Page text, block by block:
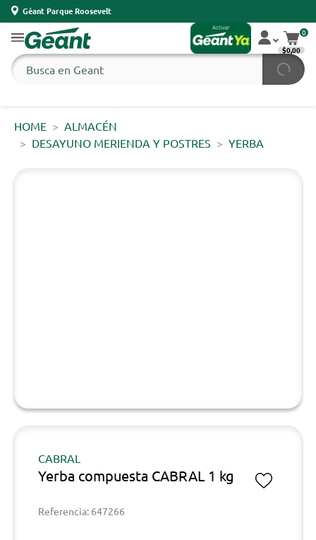
Géant Parque Roosevelt
0
$0,00
HOME
ALMACÉN
DESAYUNO MERIENDA Y POSTRES
YERBA
CABRAL
Yerba compuesta CABRAL 1 kg
Referencia: 647266